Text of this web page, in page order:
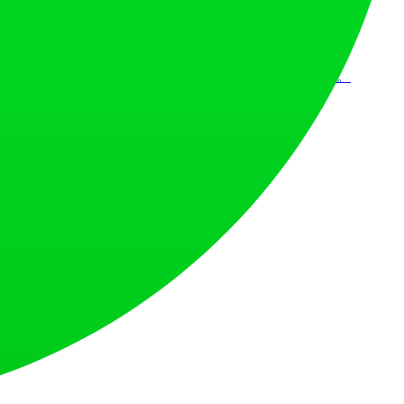
ためのプロダクトローンチプラットフォームです。